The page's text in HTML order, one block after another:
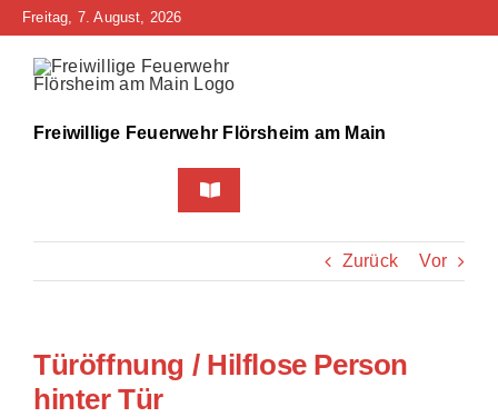
Zum
springen
Freitag, 7. August, 2026
Freiwillige Feuerwehr Flörsheim am Main
Toggle
Navigation
Home
Bürgerinfo
Zurück Vor
Türöffnung / Hilflose Person
hinter Tür